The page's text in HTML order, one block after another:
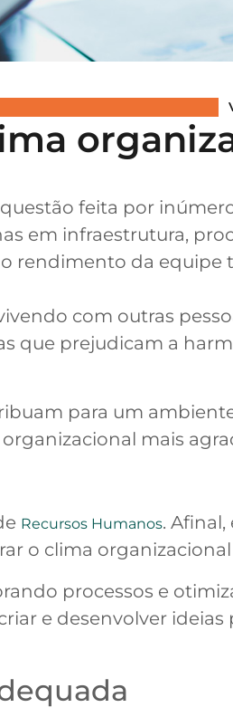
feita por
em infraestrutura,
rendimento da equipe
com outras
que prejudicam a
para um
mais
Recursos Humanos. Afinal,
o clima
processos e
e desenvolver ideias